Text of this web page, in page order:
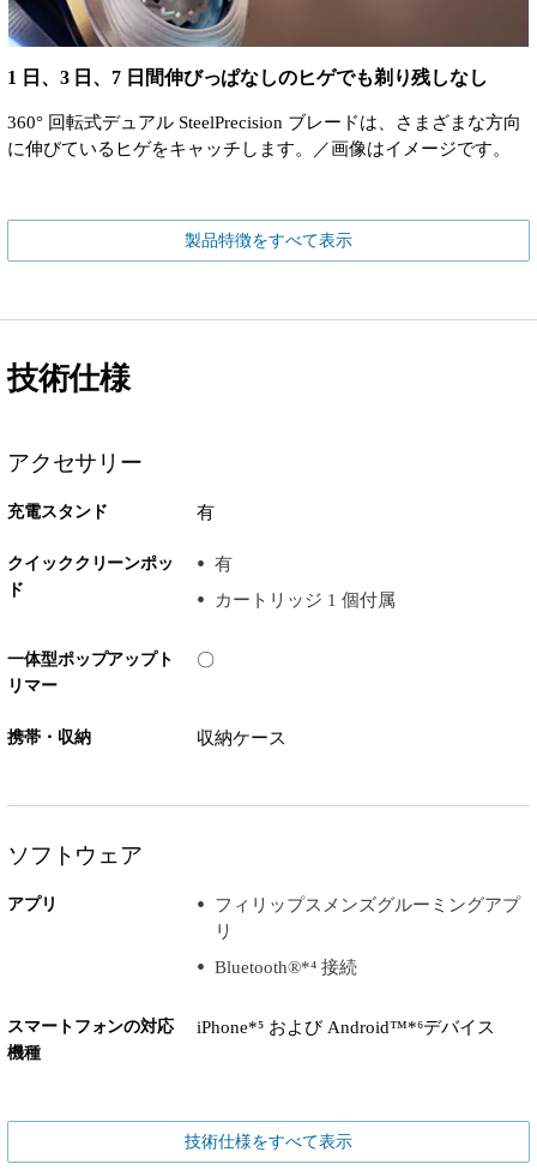
1 日、3 日、7 日間伸びっぱなしのヒゲでも剃り残しなし
360° 回転式デュアル SteelPrecision ブレードは、さまざまな方向
に伸びているヒゲをキャッチします。／画像はイメージです。
製品特徴をすべて表示
技術仕様
アクセサリー
充電スタンド 有
クイッククリーンポッ
ド
有
カートリッジ 1 個付属
一体型ポップアップト
リマー
〇
携帯・収納 収納ケース
ソフトウェア
アプリ
フィリップスメンズグルーミングアプ
リ
Bluetooth®*⁴ 接続
スマートフォンの対応
機種
iPhone*⁵ および Android™*⁶デバイス
技術仕様をすべて表示